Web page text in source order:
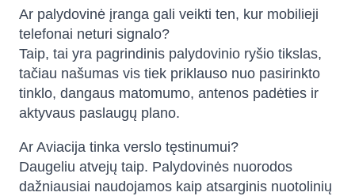
Ar palydovinė įranga gali veikti ten, kur mobilieji
telefonai neturi signalo?
Taip, tai yra pagrindinis palydovinio ryšio tikslas,
tačiau našumas vis tiek priklauso nuo pasirinkto
tinklo, dangaus matomumo, antenos padėties ir
aktyvaus paslaugų plano.
Ar Aviacija tinka verslo tęstinumui?
Daugeliu atvejų taip. Palydovinės nuorodos
dažniausiai naudojamos kaip atsarginis nuotolinių